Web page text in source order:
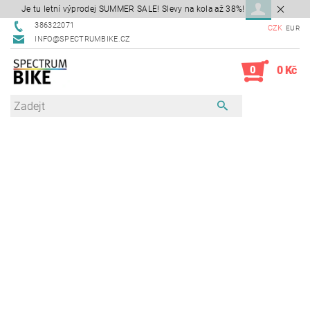
Je tu letní výprodej SUMMER SALE! Slevy na kola až 38%!
386322071
INFO@SPECTRUMBIKE.CZ
CZK EUR
0 0 Kč